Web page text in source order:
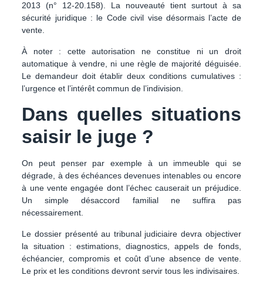
2013 (n° 12-20.158). La nouveauté tient surtout à sa
sécurité juridique : le Code civil vise désormais l’acte de
vente.
À noter : cette autorisation ne constitue ni un droit
automatique à vendre, ni une règle de majorité déguisée.
Le demandeur doit établir deux conditions cumulatives :
l’urgence et l’intérêt commun de l’indivision.
Dans quelles situations
saisir le juge ?
On peut penser par exemple à un immeuble qui se
dégrade, à des échéances devenues intenables ou encore
à une vente engagée dont l’échec causerait un préjudice.
Un simple désaccord familial ne suffira pas
nécessairement.
Le dossier présenté au tribunal judiciaire devra objectiver
la situation : estimations, diagnostics, appels de fonds,
échéancier, compromis et coût d’une absence de vente.
Le prix et les conditions devront servir tous les indivisaires.